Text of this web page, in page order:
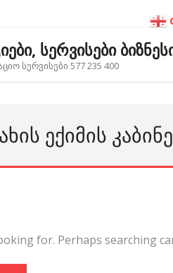
სერვისები
სერვისები 577 235 400
ᲔᲥᲘᲛᲘᲡ
for. Perhaps searching